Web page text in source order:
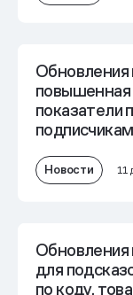
показатели
Новости 11
для
по коду,